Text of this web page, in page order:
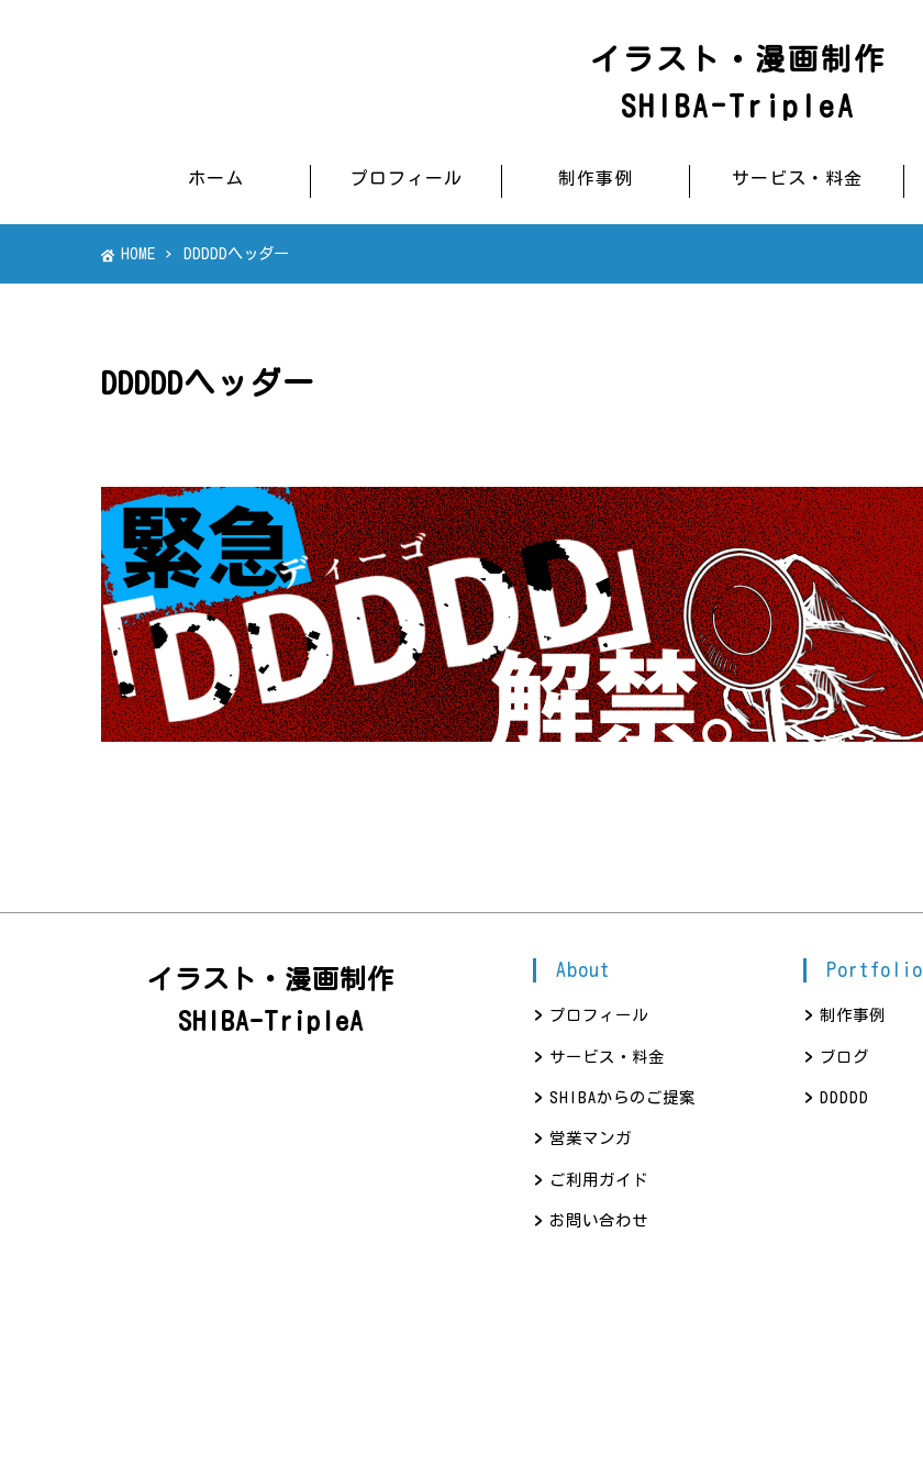
イラスト・漫画制作
SHIBA-TripleA
ホーム プロフィール 制作事例 サービス・料金
HOME DDDDDヘッダー
DDDDDヘッダー
イラスト・漫画制作
SHIBA-TripleA
About
プロフィール
サービス・料金
SHIBAからのご提案
営業マンガ
ご利用ガイド
お問い合わせ
Portfolio
制作事例
ブログ
DDDDD